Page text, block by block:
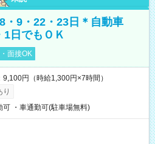
・9・22・23日＊自動車
日でもＯＫ
面接OK
円（時給1,300円×7時間）
り
可 ・車通勤可(駐車場無料)